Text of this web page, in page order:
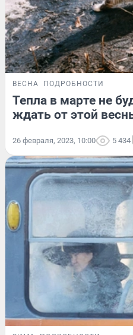
ВЕСНА ПОДРОБНОСТИ
Тепла в марте не
ждать от этой
26 февраля, 2023, 10:00 5 434